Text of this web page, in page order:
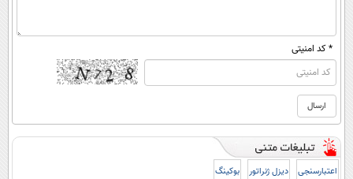
* کد امنیتی
اعتبارسنجی دیزل ژنراتور بوکینگ